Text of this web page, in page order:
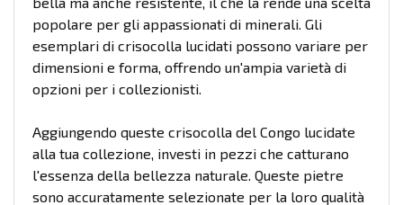
popolare per gli appassionati di minerali. Gli
esemplari di crisocolla lucidati possono variare per
dimensioni e forma, offrendo un'ampia varietà di
opzioni per i collezionisti.
Aggiungendo queste crisocolla del Congo lucidate
alla tua collezione, investi in pezzi che catturano
l'essenza della bellezza naturale. Queste pietre
sono accuratamente selezionate per la loro qualità